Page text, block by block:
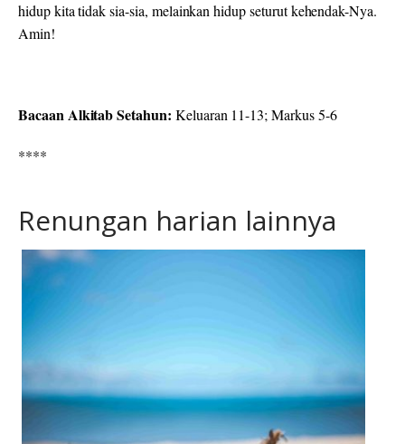
hidup kita tidak sia-sia, melainkan hidup seturut kehendak-Nya.
Amin!
Bacaan Alkitab Setahun: Keluaran 11-13; Markus 5-6
****
Renungan harian lainnya